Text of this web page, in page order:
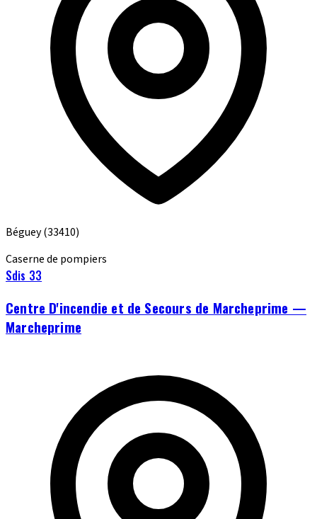
Béguey(33410)
Caserne de pompiers
Sdis 33
Centre D'incendie et de Secours de Marcheprime —
Marcheprime